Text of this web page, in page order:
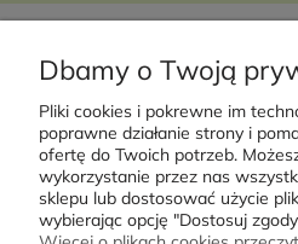
Moje
Płatności i
Dbamy o Twoją
Pliki cookies i pokrewne im
poprawne działanie strony i
ofertę do Twoich potrzeb.
wykorzystanie przez nas
sklepu lub dostosować użycie
wybierając opcję "Dostosuj